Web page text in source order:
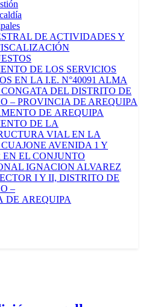
DE ACTIVIDADES Y
DE LOS SERVICIOS
EN LA I.E. N°40091 ALMA
DEL DISTRITO DE
– PROVINCIA DE AREQUIPA
DE AREQUIPA
DE LA
VIAL EN LA
AVENIDA 1 Y
EL CONJUNTO
IGNACION ALVAREZ
I Y II, DISTRITO DE
–
DE AREQUIPA